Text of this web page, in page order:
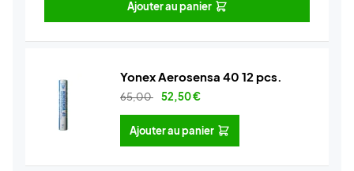
Ajouter au panier
Yonex Aerosensa 40 12 pcs.
65,00 52,50€
Ajouter au panier